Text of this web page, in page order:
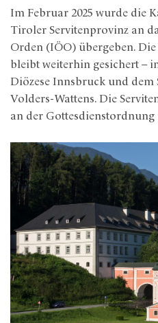
Im Februar 2025 wurde die
Tiroler Servitenprovinz an
Orden (IÖO) übergeben.
bleibt weiterhin gesichert –
Diözese Innsbruck und dem
Volders-Wattens. Die
an der Gottesdienstordnung